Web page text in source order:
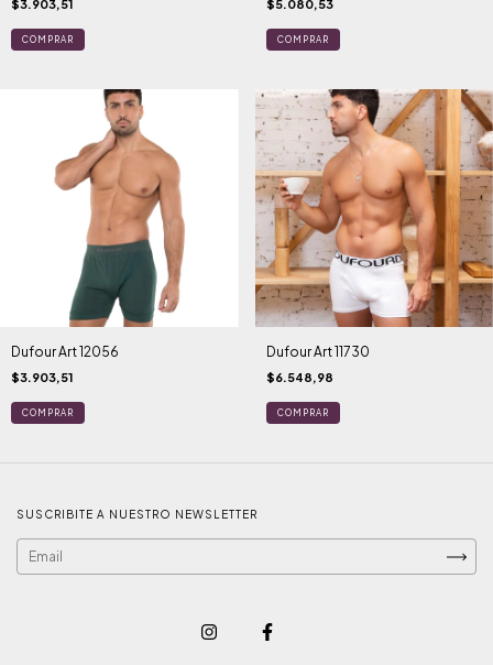
$3.903,51
COMPRAR
$5.080,53
COMPRAR
Dufour Art 12056
$3.903,51
COMPRAR
Dufour Art 11730
$6.548,98
COMPRAR
SUSCRIBITE A NUESTRO NEWSLETTER